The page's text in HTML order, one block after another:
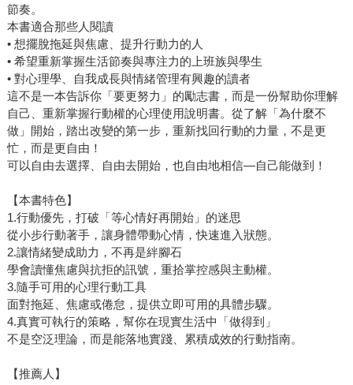
節奏。
本書適合那些人閱讀
• 想擺脫拖延與焦慮、提升行動力的人
• 希望重新掌握生活節奏與專注力的上班族與學生
• 對心理學、自我成長與情緒管理有興趣的讀者
這不是一本告訴你「要更努力」的勵志書，而是一份幫助你理解
自己、重新掌握行動權的心理使用說明書。從了解「為什麼不
做」開始，踏出改變的第一步，重新找回行動的力量，不是更
忙，而是更自由！
可以自由去選擇、自由去開始，也自由地相信—自己能做到！
【本書特色】
1.行動優先，打破「等心情好再開始」的迷思
從小步行動著手，讓身體帶動心情，快速進入狀態。
2.讓情緒變成助力，不再是絆腳石
學會讀懂焦慮與抗拒的訊號，重拾掌控感與主動權。
3.隨手可用的心理行動工具
面對拖延、焦慮或倦怠，提供立即可用的具體步驟。
4.真實可執行的策略，幫你在現實生活中「做得到」
不是空泛理論，而是能落地實踐、累積成效的行動指南。
【推薦人】